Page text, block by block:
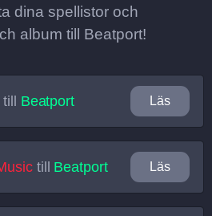
dina spellistor och
album till Beatport!
Beatport Läs
till Beatport Läs